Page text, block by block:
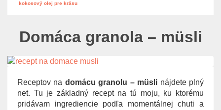
kokosový olej pre krásu
Domáca granola – müsli
Receptov na domácu granolu – müsli nájdete plný
net. Tu je základný recept na tú moju, ku ktorému
pridávam ingrediencie podľa momentálnej chuti a